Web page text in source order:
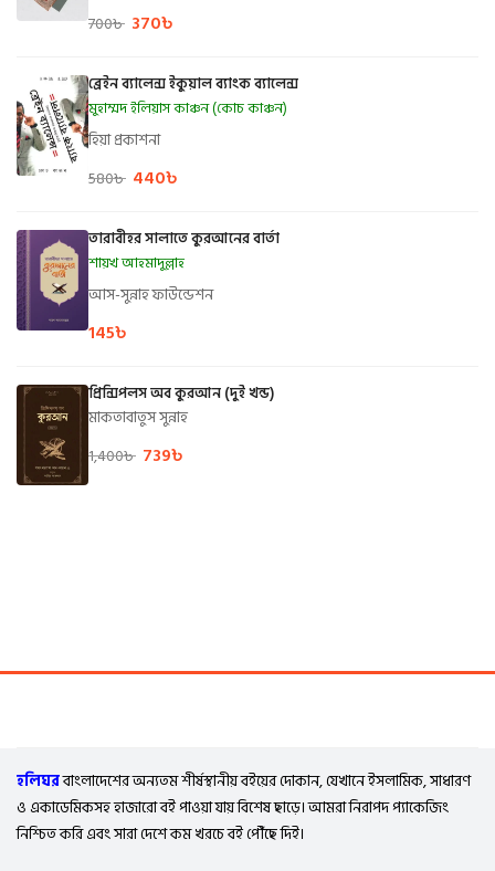
700৳ 370৳
ব্রেইন ব্যালেন্স ইকুয়াল ব্যাংক ব্যালেন্স
মুহাম্মদ ইলিয়াস কাঞ্চন (কোচ কাঞ্চন)
হিয়া প্রকাশনা
580৳ 440৳
তারাবীহর সালাতে কুরআনের বার্তা
শায়খ আহমাদুল্লাহ
আস-সুন্নাহ ফাউন্ডেশন
145৳
প্রিন্সিপলস অব কুরআন (দুই খন্ড)
মাকতাবাতুস সুন্নাহ
1,400৳ 739৳
হলিঘরবাংলাদেশের অন্যতম শীর্ষস্থানীয় বইয়ের দোকান, যেখানে ইসলামিক, সাধারণ
ও একাডেমিকসহ হাজারো বই পাওয়া যায় বিশেষ ছাড়ে। আমরা নিরাপদ প্যাকেজিং
নিশ্চিত করি এবং সারা দেশে কম খরচে বই পৌঁছে দিই।